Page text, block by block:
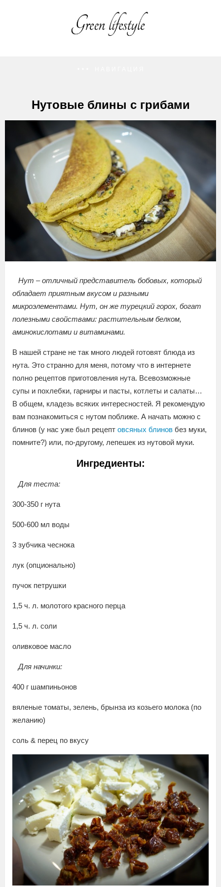
Нутовые блины с грибами
Нут – отличный представитель бобовых, который
обладает приятным вкусом и разными
микроэлементами. Нут, он же турецкий горох, богат
полезными свойствами: растительным белком,
аминокислотами и витаминами.
В нашей стране не так много людей готовят блюда из
нута. Это странно для меня, потому что в интернете
полно рецептов приготовления нута. Всевозможные
супы и похлебки, гарниры и пасты, котлеты и салаты…
В общем, кладезь всяких интересностей. Я рекомендую
вам познакомиться с нутом поближе. А начать можно с
блинов (у нас уже был рецепт овсяных блинов без муки,
помните?) или, по-другому, лепешек из нутовой муки.
Ингредиенты:
Для теста:
300-350 г нута
500-600 мл воды
3 зубчика чеснока
лук (опционально)
пучок петрушки
1,5 ч. л. молотого красного перца
1,5 ч. л. соли
оливковое масло
Для начинки:
400 г шампиньонов
вяленые томаты, зелень, брынза из козьего молока (по
желанию)
соль & перец по вкусу